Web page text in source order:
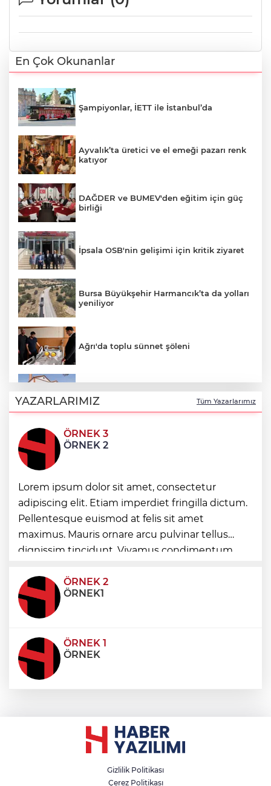
En Çok Okunanlar
Şampiyonlar, İETT ile İstanbul’da
Ayvalık’ta üretici ve el emeği pazarı renk
katıyor
DAĞDER ve BUMEV'den eğitim için güç
birliği
İpsala OSB'nin gelişimi için kritik ziyaret
Bursa Büyükşehir Harmancık’ta da yolları
yeniliyor
Ağrı'da toplu sünnet şöleni
İzmir’de
Osmangazi’de geleceğin yüzücüleri
sertifikalarını aldı
Minik Hazar Ali, ilk kez “anne” dedi
Mustafa Keser’den müzik ve kahkaha
dolu gece
YAZARLARIMIZ Tüm Yazarlarımız
ÖRNEK 3
ÖRNEK 2
Lorem ipsum dolor sit amet, consectetur
adipiscing elit. Etiam imperdiet fringilla dictum.
Pellentesque euismod at felis sit amet
maximus. Mauris ornare arcu pulvinar tellus
dignissim tincidunt. Vivamus condimentum
condimentum eros et, faucibus sapien. Praese
ÖRNEK 2
ÖRNEK1
ÖRNEK 1
ÖRNEK
Gizlilik Politikası
Çerez Politikası